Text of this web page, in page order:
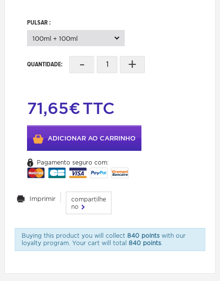
PULSAR :
100ml + 100ml
QUANTIDADE: - +
71,65€TTC
ADICIONAR AO CARRINHO
Pagamento seguro com:
Imprimir
compartilhe
no
Buying this product you will collect 840 pointswith our
loyalty program. Your cart will total 840 points.